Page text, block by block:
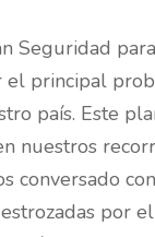
Seguridad
principal
país. Este
nuestros
por